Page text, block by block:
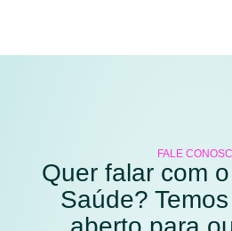
FALE
Quer falar com
Saúde?